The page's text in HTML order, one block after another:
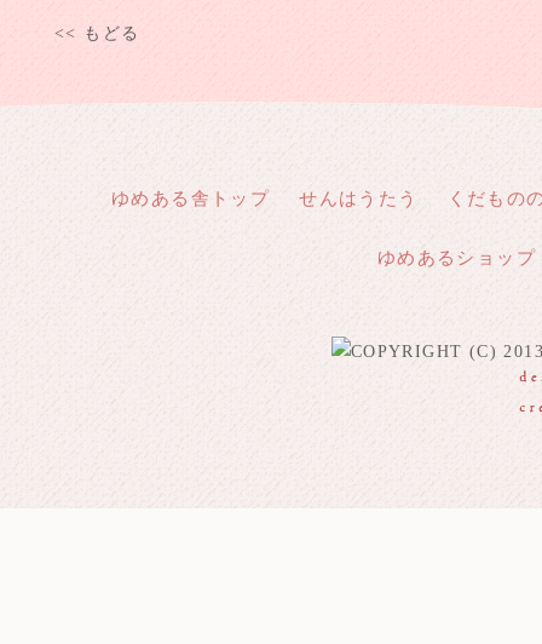
<< もどる
ゆめある舎トップ せんはうたう くだもの
ゆめあるショップ